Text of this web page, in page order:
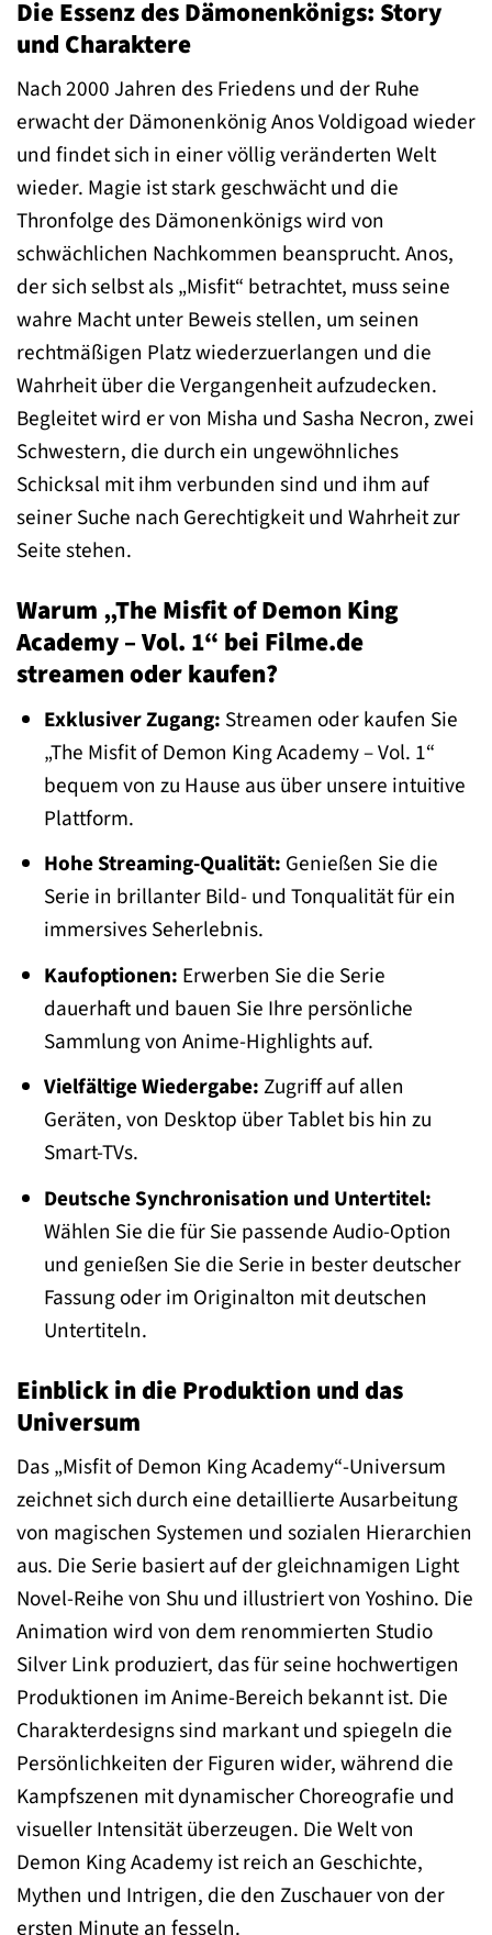
Die Essenz des Dämonenkönigs: Story
und Charaktere
Nach 2000 Jahren des Friedens und der Ruhe
erwacht der Dämonenkönig Anos Voldigoad wieder
und findet sich in einer völlig veränderten Welt
wieder. Magie ist stark geschwächt und die
Thronfolge des Dämonenkönigs wird von
schwächlichen Nachkommen beansprucht. Anos,
der sich selbst als „Misfit“ betrachtet, muss seine
wahre Macht unter Beweis stellen, um seinen
rechtmäßigen Platz wiederzuerlangen und die
Wahrheit über die Vergangenheit aufzudecken.
Begleitet wird er von Misha und Sasha Necron, zwei
Schwestern, die durch ein ungewöhnliches
Schicksal mit ihm verbunden sind und ihm auf
seiner Suche nach Gerechtigkeit und Wahrheit zur
Seite stehen.
Warum „The Misfit of Demon King
Academy – Vol. 1“ bei Filme.de
streamen oder kaufen?
Exklusiver Zugang: Streamen oder kaufen Sie
„The Misfit of Demon King Academy – Vol. 1“
bequem von zu Hause aus über unsere intuitive
Plattform.
Hohe Streaming-Qualität: Genießen Sie die
Serie in brillanter Bild- und Tonqualität für ein
immersives Seherlebnis.
Kaufoptionen: Erwerben Sie die Serie
dauerhaft und bauen Sie Ihre persönliche
Sammlung von Anime-Highlights auf.
Vielfältige Wiedergabe:Zugriff auf allen
Geräten, von Desktop über Tablet bis hin zu
Smart-TVs.
Deutsche Synchronisation und Untertitel:
Wählen Sie die für Sie passende Audio-Option
und genießen Sie die Serie in bester deutscher
Fassung oder im Originalton mit deutschen
Untertiteln.
Einblick in die Produktion und das
Universum
Das „Misfit of Demon King Academy“-Universum
zeichnet sich durch eine detaillierte Ausarbeitung
von magischen Systemen und sozialen Hierarchien
aus. Die Serie basiert auf der gleichnamigen Light
Novel-Reihe von Shu und illustriert von Yoshino. Die
Animation wird von dem renommierten Studio
Silver Link produziert, das für seine hochwertigen
Produktionen im Anime-Bereich bekannt ist. Die
Charakterdesigns sind markant und spiegeln die
Persönlichkeiten der Figuren wider, während die
Kampfszenen mit dynamischer Choreografie und
visueller Intensität überzeugen. Die Welt von
Demon King Academy ist reich an Geschichte,
Mythen und Intrigen, die den Zuschauer von der
ersten Minute an fesseln.